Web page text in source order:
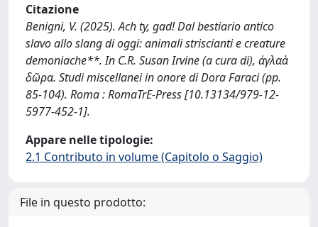
Citazione
Benigni, V. (2025). Ach ty, gad! Dal bestiario antico
slavo allo slang di oggi: animali striscianti e creature
demoniache**. In C.R. Susan Irvine (a cura di), ἀγλαὰ
δῶρα. Studi miscellanei in onore di Dora Faraci (pp.
85-104). Roma : RomaTrE-Press [10.13134/979-12-
5977-452-1].
Appare nelle tipologie:
2.1 Contributo in volume (Capitolo o Saggio)
File in questo prodotto: